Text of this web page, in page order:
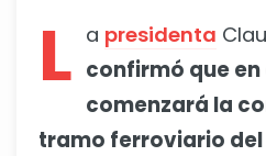
L a presidenta
confirmó que
comenzará la
tramo ferroviario del